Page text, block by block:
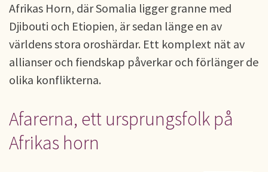
Afrikas Horn, där Somalia ligger granne med
Djibouti och Etiopien, är sedan länge en av
världens stora oroshärdar. Ett komplext nät av
allianser och fiendskap påverkar och förlänger de
olika konflikterna.
Afarerna, ett ursprungsfolk på
Afrikas horn